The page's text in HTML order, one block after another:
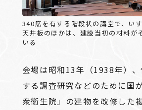
340席を有する階段状の講堂で、い
天井板のほかは、建設当初の材料が
いる
会場は昭和13年（1938年）
する調査研究などのために国
衆衛生院」の建物を改修した